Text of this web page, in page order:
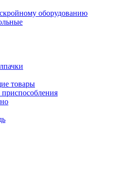
оборудованию
товары